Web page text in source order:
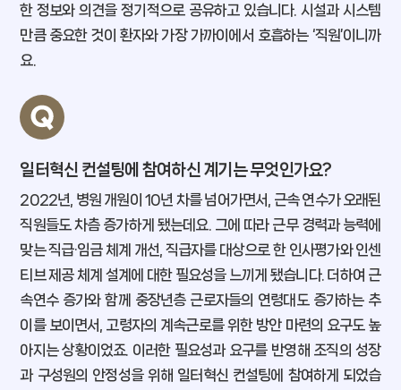
한 정보와 의견을 정기적으로 공유하고 있습니다. 시설과 시스템
만큼 중요한 것이 환자와 가장 가까이에서 호흡하는 ‘직원’이니까
요.
일터혁신 컨설팅에 참여하신 계기는 무엇인가요?
2022년, 병원 개원이 10년 차를 넘어가면서, 근속 연수가 오래된
직원들도 차츰 증가하게 됐는데요. 그에 따라 근무 경력과 능력에
맞는 직급·임금 체계 개선, 직급자를 대상으로 한 인사평가와 인센
티브 제공 체계 설계에 대한 필요성을 느끼게 됐습니다. 더하여 근
속연수 증가와 함께 중장년층 근로자들의 연령대도 증가하는 추
이를 보이면서, 고령자의 계속근로를 위한 방안 마련의 요구도 높
아지는 상황이었죠. 이러한 필요성과 요구를 반영해 조직의 성장
과 구성원의 안정성을 위해 일터혁신 컨설팅에 참여하게 되었습